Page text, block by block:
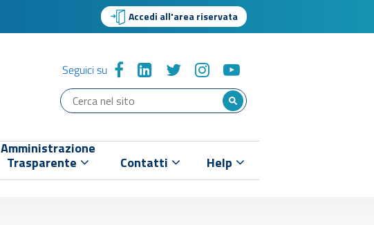
Accedi all'area riservata
Seguici su
Amministrazione
Trasparente Contatti Help